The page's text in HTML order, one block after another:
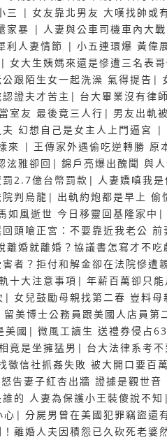
三 | 女友靠北男友 大嘆找帥或
家暴 | 人妻與公車司機車內大
利人妻情節 | 小五連環爆 黃偉
| 女大生姨媽來還是慘遭三名表
跟陌生女一起洗澡 氣得提告 |
證夫才苦主 | 台大畢業沒有律
室友 最後竟三人行 | 男友出軌
幻想自己是女主人上門逼宮 |
來
| 王傳家外遇偷吃逆轉勝 原
泫雅卻回 | 錦戶亮爆出醜聞 與
2.7億台幣罰款 | 人妻嬌嗔我
判烏龍 | 出軌約炮都是早上 偷
如風逝世 今日移靈回基隆家中 |
頭嗆正宮：不要靠近我老公 前
離婚就離婚？協議書怎寫才不吃
者？拒付和解金卻在法院慘遭
十大注意事項 | 年薪百萬卻只
| 女兒鼓勵母親找第二春 豈料母
留美博士公務員跟美國人店員第
美國 | 微風工讀生 送禮券侵占
竟是坐擁猛男 | 台大法律系考
徵信社抓姦失敗 被大開口要百
告妻子紅杏出牆 證據是觀世音
的 人妻為保護小王裝傻說不知 |
心 | 分屍男曾在美國犯罪竊盜還
離婚人夫因積怨已久砍死老婆